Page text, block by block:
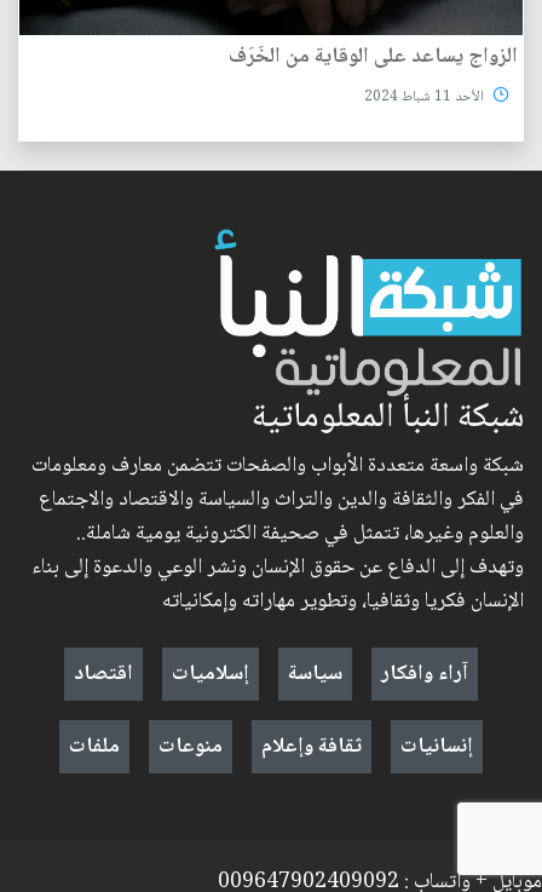
الزواج يساعد على الوقاية من الخَرَف
الأحد 11 شباط 2024
شبكة النبأ المعلوماتية
شبكة واسعة متعددة الأبواب والصفحات تتضمن معارف ومعلومات
في الفكر والثقافة والدين والتراث والسياسة والاقتصاد والاجتماع
والعلوم وغيرها، تتمثل في صحيفة الكترونية يومية شاملة..
وتهدف إلى الدفاع عن حقوق الإنسان ونشر الوعي والدعوة إلى بناء
الإنسان فكريا وثقافيا، وتطوير مهاراته وإمكانياته
آراء وافكار
سياسة إسلاميات
اقتصاد
إنسانيات
ثقافة وإعلام منوعات ملفات
موبايل + واتساب : 009647902409092